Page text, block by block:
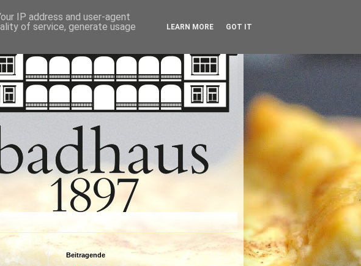
Beitragende
IP address and user-agent
of service, generate usage
LEARN MORE GOT IT